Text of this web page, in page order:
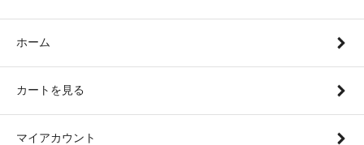
ホーム
カートを見る
マイアカウント